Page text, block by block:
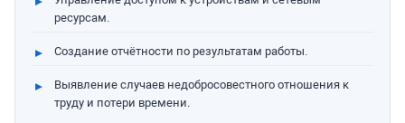
ресурсам.
Создание отчётности по результатам работы.
Выявление случаев недобросовестного отношения к
труду и потери времени.